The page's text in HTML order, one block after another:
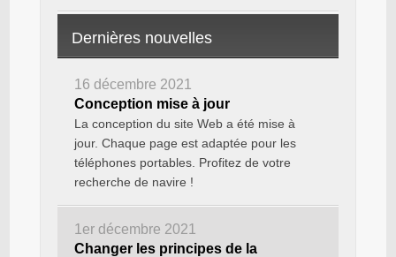
Dernières nouvelles
16 décembre 2021
Conception mise à jour
La conception du site Web a été mise à
jour. Chaque page est adaptée pour les
téléphones portables. Profitez de votre
recherche de navire !
1er décembre 2021
Changer les principes de la